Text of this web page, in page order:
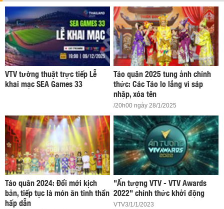
VTV tường thuật trực tiếp Lễ
khai mạc SEA Games 33
Táo quân 2025 tung ảnh chính
thức: Các Táo lo lắng vì sáp
nhập, xóa tên
/20h00 ngày 28/1/2025
Táo quân 2024: Đổi mới kịch
bản, tiếp tục là món ăn tinh thần
hấp dẫn
"Ấn tượng VTV - VTV Awards
2022" chính thức khởi động
VTV3/1/1/2023